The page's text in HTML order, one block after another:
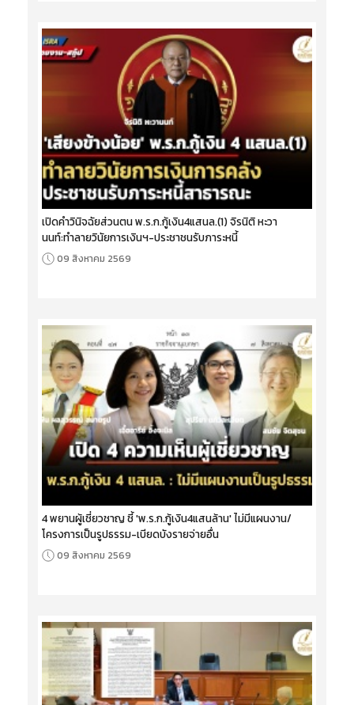
เปิดคำวินิจฉัยส่วนตน พ.ร.ก.กู้เงิน4แสนล.(1) จิรนิติ หะวา
นนท์:ทำลายวินัยการเงินฯ-ประชาชนรับภาระหนี้
09 สิงหาคม 2569
4 พยานผู้เชี่ยวชาญ ชี้ 'พ.ร.ก.กู้เงิน4แสนล้าน' ไม่มีแผนงาน/
โครงการเป็นรูปธรรม-เบียดบังรายจ่ายอื่น
09 สิงหาคม 2569